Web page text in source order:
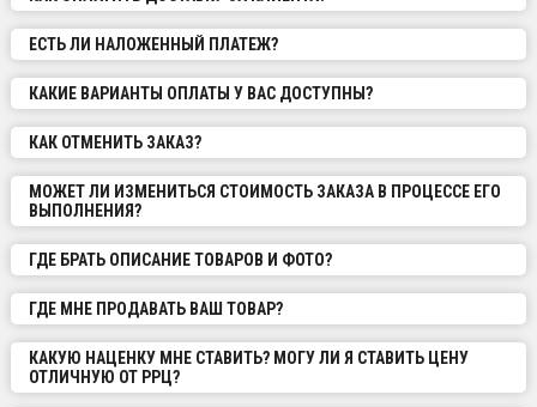
ЕСТЬ ЛИ НАЛОЖЕННЫЙ ПЛАТЕЖ?
КАКИЕ ВАРИАНТЫ ОПЛАТЫ У ВАС ДОСТУПНЫ?
КАК ОТМЕНИТЬ ЗАКАЗ?
МОЖЕТ ЛИ ИЗМЕНИТЬСЯ СТОИМОСТЬ ЗАКАЗА В ПРОЦЕССЕ ЕГО
ВЫПОЛНЕНИЯ?
ГДЕ БРАТЬ ОПИСАНИЕ ТОВАРОВ И ФОТО?
ГДЕ МНЕ ПРОДАВАТЬ ВАШ ТОВАР?
КАКУЮ НАЦЕНКУ МНЕ СТАВИТЬ? МОГУ ЛИ Я СТАВИТЬ ЦЕНУ
ОТЛИЧНУЮ ОТ РРЦ?